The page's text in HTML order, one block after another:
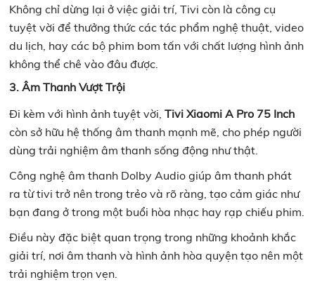
Không chỉ dừng lại ở việc giải trí, Tivi còn là công cụ
tuyệt vời để thưởng thức các tác phẩm nghệ thuật, video
du lịch, hay các bộ phim bom tấn với chất lượng hình ảnh
không thể chê vào đâu được.
3. Âm Thanh Vượt Trội
Đi kèm với hình ảnh tuyệt vời,Tivi Xiaomi A Pro 75 Inch
còn sở hữu hệ thống âm thanh mạnh mẽ, cho phép người
dùng trải nghiệm âm thanh sống động như thật.
Công nghệ âm thanh Dolby Audio giúp âm thanh phát
ra từ tivi trở nên trong trẻo và rõ ràng, tạo cảm giác như
bạn đang ở trong một buổi hòa nhạc hay rạp chiếu phim.
Điều này đặc biệt quan trọng trong những khoảnh khắc
giải trí, nơi âm thanh và hình ảnh hòa quyện tạo nên một
trải nghiệm trọn vẹn.